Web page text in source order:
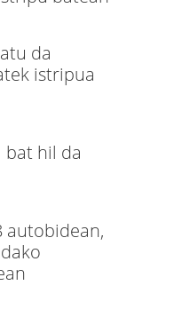
da
istripua
hil da
autobidean,